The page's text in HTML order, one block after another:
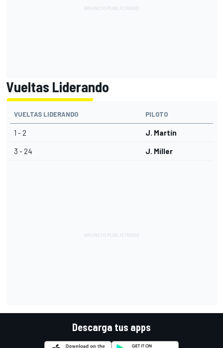
Vueltas Liderando
VUELTAS LIDERANDO PILOTO
1 - 2 J. Martín
3 - 24 J. Miller
Descarga tus apps